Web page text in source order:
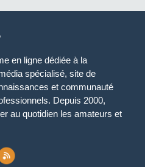
en ligne dédiée à la
spécialisé, site de
et communauté
Depuis 2000,
au quotidien les amateurs et